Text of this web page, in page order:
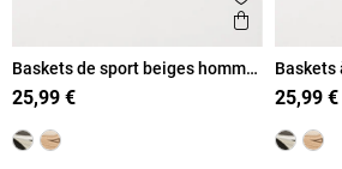
Ajouter aux
Aperçu
Baskets de sport beiges homme
(40-46)
25,99 €
Baskets
(40-46)
25,99 €